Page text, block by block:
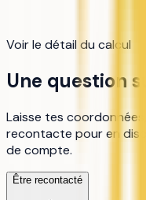
Voir le détail du calcul
Une question
Laisse tes
recontacte pour en
de compte.
Être recontacté